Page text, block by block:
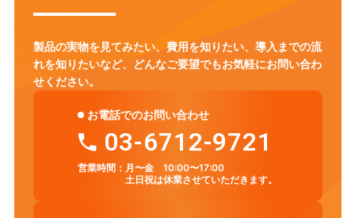
製品の実物を見てみたい、費用を知りたい、導入までの流
れを知りたいなど、
どんなご要望でもお気軽にお問い合わ
せください。
お電話でのお問い合わせ
03-6712-9721
営業時間： 月〜金 10:00〜17:00
土日祝は休業させていただきます。